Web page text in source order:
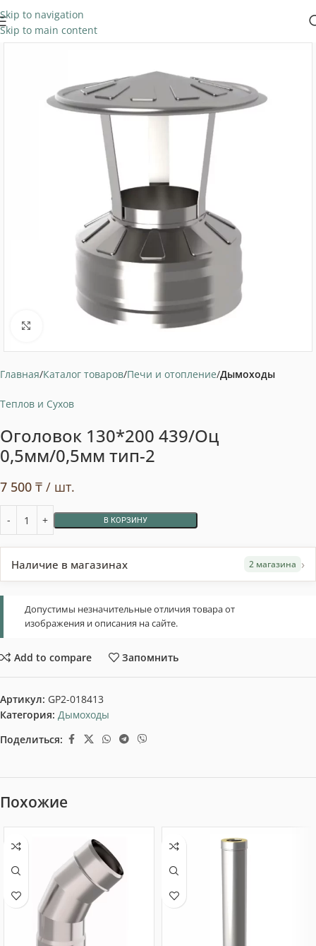
Skip to navigation
Skip to main content
Нажмите, чтобы увеличить
Главная Каталог товаров Печи и отопление Дымоходы
Теплов и Сухов
Оголовок 130*200 439/Оц
0,5мм/0,5мм тип-2
7 500 ₸ / шт.
В КОРЗИНУ
Наличие в магазинах 2 магазина ›
Допустимы незначительные отличия товара от
изображения и описания на сайте.
Add to compare Запомнить
Артикул: GP2-018413
Категория: Дымоходы
Поделиться:
Похожие